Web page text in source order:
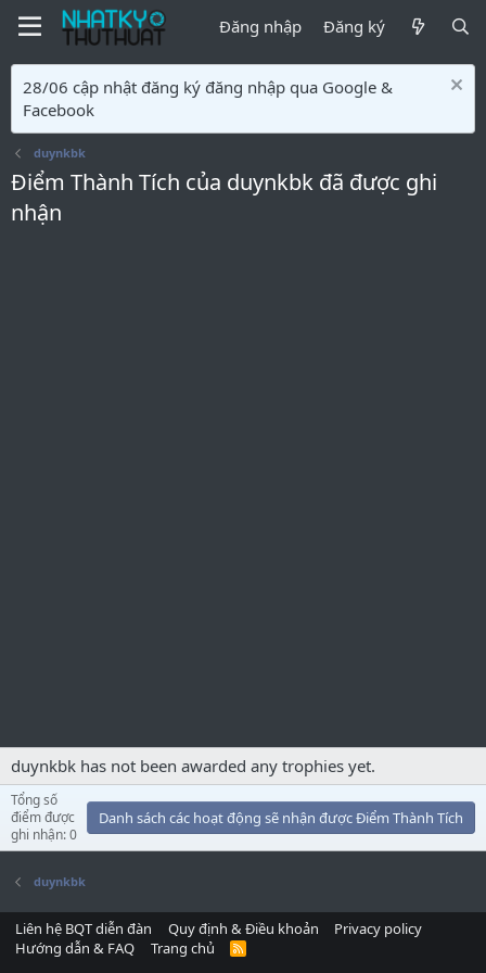
Đăng nhập Đăng ký
28/06 cập nhật đăng ký đăng nhập qua Google &
Facebook
duynkbk
Điểm Thành Tích của duynkbk đã được ghi
nhận
duynkbk has not been awarded any trophies yet.
Tổng số
điểm được
ghi nhận: 0
Danh sách các hoạt động sẽ nhận được Điểm Thành Tích
duynkbk
Liên hệ BQT diễn đàn Quy định & Điều khoản
Privacy policy
Hướng dẫn & FAQ
Trang chủ
R